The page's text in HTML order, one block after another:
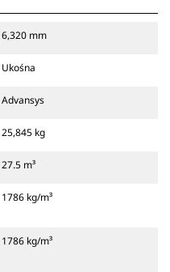
6,320 mm
Ukośna
Advansys
25,845 kg
27.5 m³
1786 kg/m³
1786 kg/m³